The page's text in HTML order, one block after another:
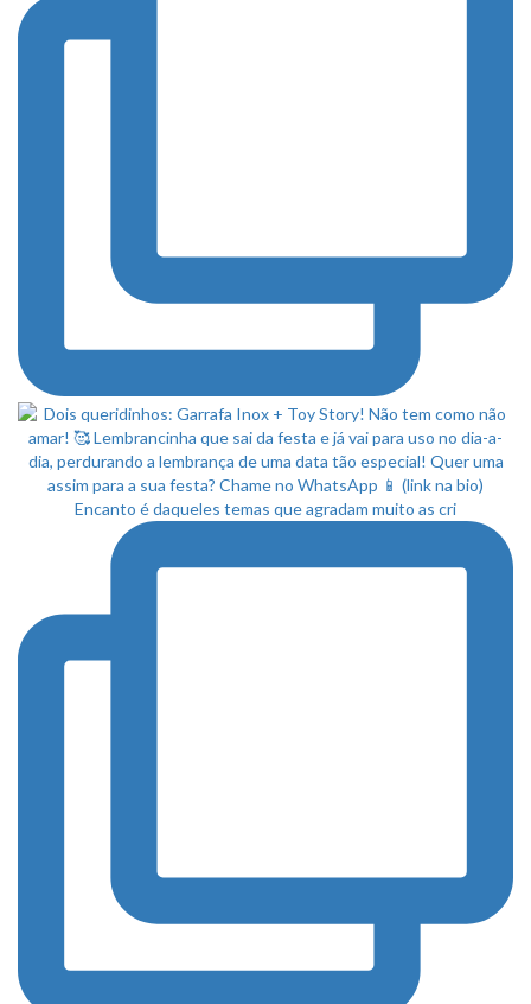
Encanto é daqueles temas que agradam muito as cri